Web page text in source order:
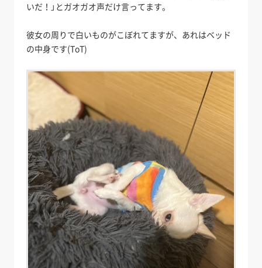
いだ！」とガオガオ声だけ言ってます。
彼女の周りで白いものがこぼれてますが、あれはベッド
の中身です(ToT)